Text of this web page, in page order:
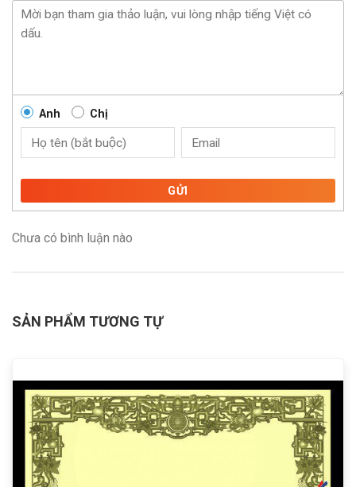
Anh Chị
GỬI
Chưa có bình luận nào
SẢN PHẨM TƯƠNG TỰ